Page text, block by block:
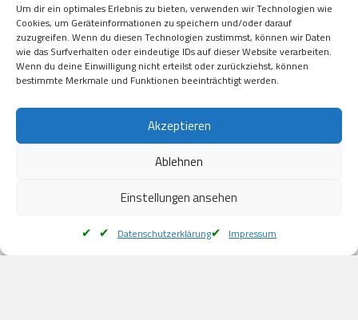
Um dir ein optimales Erlebnis zu bieten, verwenden wir Technologien wie
Cookies, um Geräteinformationen zu speichern und/oder darauf
zuzugreifen. Wenn du diesen Technologien zustimmst, können wir Daten
wie das Surfverhalten oder eindeutige IDs auf dieser Website verarbeiten.
Wenn du deine Einwilligung nicht erteilst oder zurückziehst, können
bestimmte Merkmale und Funktionen beeinträchtigt werden.
Akzeptieren
Ablehnen
Einstellungen ansehen
Datenschutzerklärung Impressum
Kauf auf Rechung
Klarna
American Express